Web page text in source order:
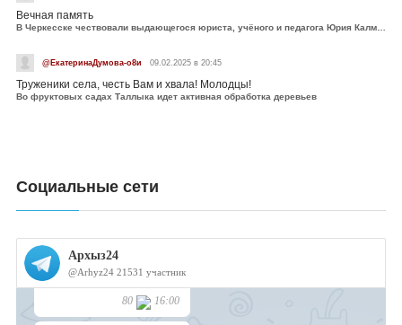
Вечная память
В Черкесске чествовали выдающегося юриста, учёного и педагога Юрия Калмыкова
@ЕкатеринаДумова-о8и 09.02.2025 в 20:45
Труженики села, честь Вам и хвала! Молодцы!
Во фруктовых садах Таллыка идет активная обработка деревьев
Социальные сети